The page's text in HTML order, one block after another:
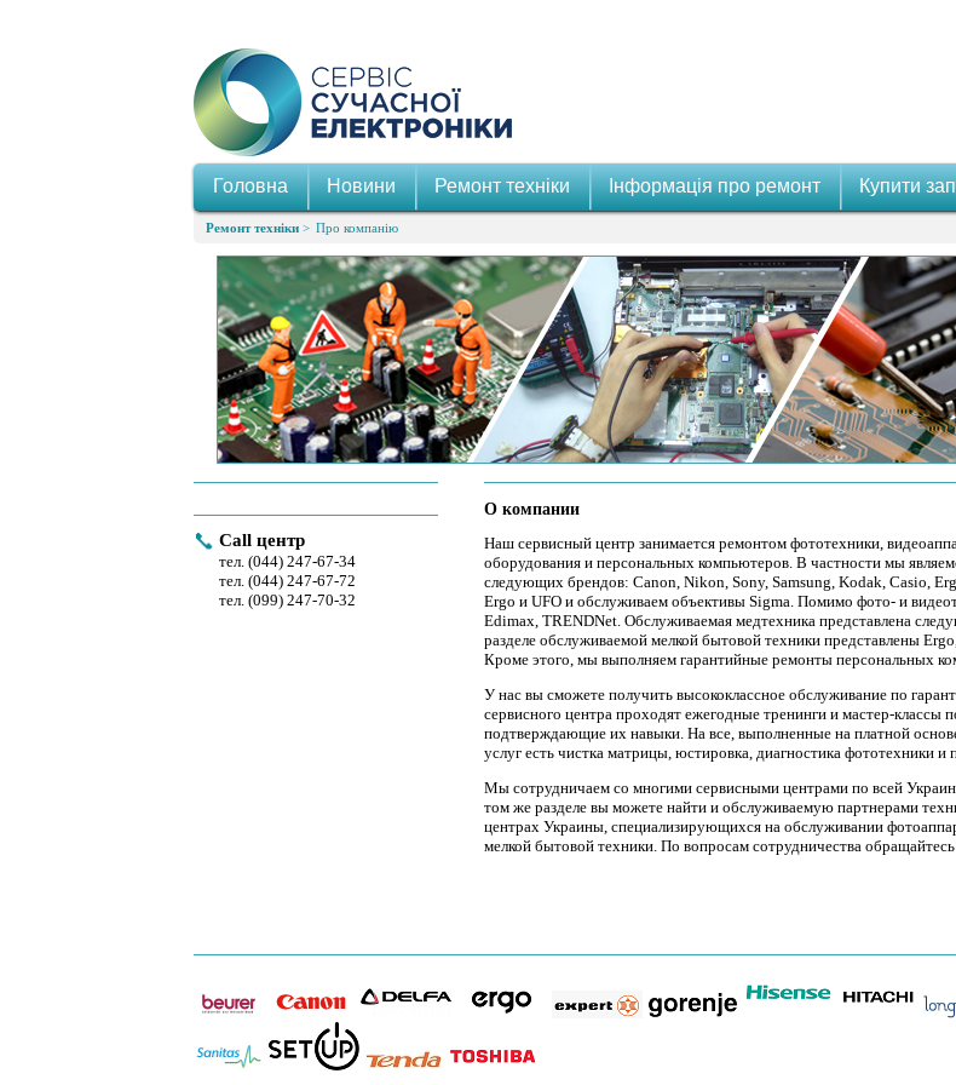
Головна
Новини Ремонт техніки Інформація про ремонт Купити
Ремонт техніки Про компанію
Call центр
тел. (044) 247-67-34
тел. (044) 247-67-72
тел. (099) 247-70-32
О компании
Наш сервисный центр занимается ремонтом фототехники,
оборудования и персональных компьютеров. В частности мы
следующих брендов: Canon, Nikon, Sony, Samsung, Kodak, Casio,
Ergo и UFO и обслуживаем объективы Sigma. Помимо фото- и
Edimax, TRENDNet. Обслуживаемая медтехника представлена
разделе обслуживаемой мелкой бытовой техники представлены
Кроме этого, мы выполняем гарантийные ремонты персональных
У нас вы сможете получить высококлассное обслуживание по
сервисного центра проходят ежегодные тренинги и мастер-
подтверждающие их навыки. На все, выполненные на платной
услуг есть чистка матрицы, юстировка, диагностика фототехники
Мы сотрудничаем со многими сервисными центрами по всей
том же разделе вы можете найти и обслуживаемую партнерами
центрах Украины, специализирующихся на обслуживании
мелкой бытовой техники. По вопросам сотрудничества